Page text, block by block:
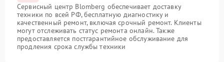
Сервисный центр Blomberg обеспечивает доставку
техники по всей РФ, бесплатную диагностику и
качественный ремонт, включая срочный ремонт. Клиенты
могут отслеживать статус ремонта онлайн. Также
предоставляется постгарантийное обслуживание для
продления срока службы техники